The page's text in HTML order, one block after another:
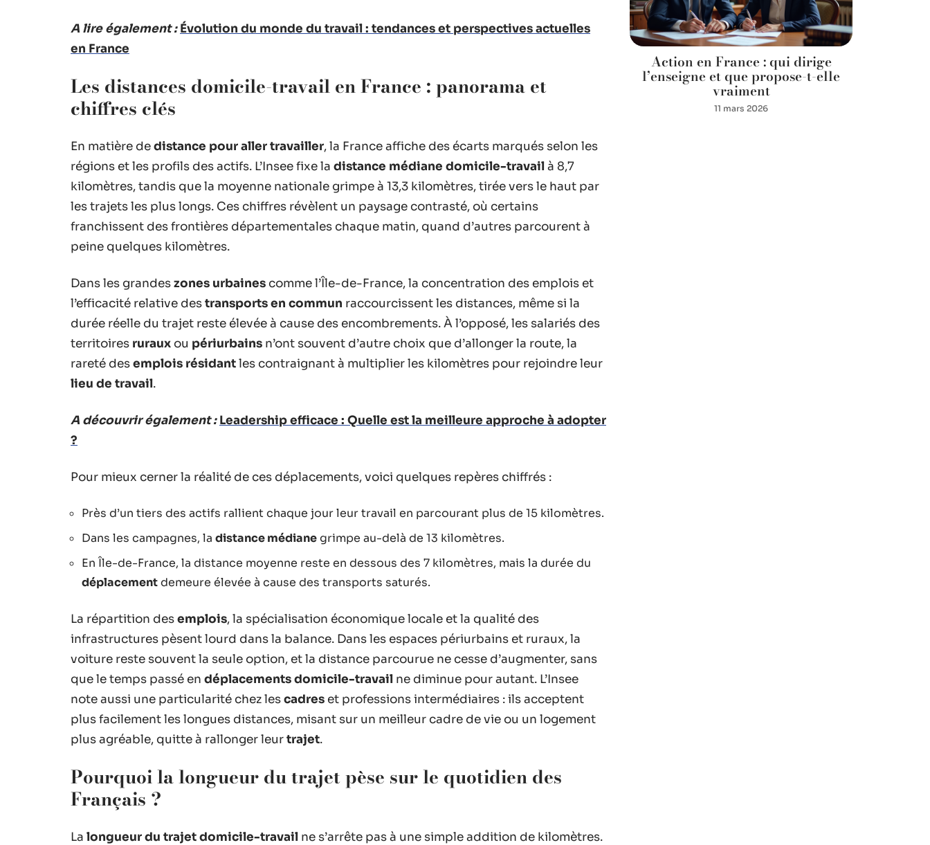
A lire également : Évolution du monde du travail : tendances et perspectives actuelles
en France
Les distances domicile-travail en France : panorama et
chiffres clés
En matière dedistance pour aller travailler, la France affiche des écarts marqués selon les
régions et les profils des actifs. L’Insee fixe la distance médiane domicile-travailà 8,7
kilomètres, tandis que la moyenne nationale grimpe à 13,3 kilomètres, tirée vers le haut par
les trajets les plus longs. Ces chiffres révèlent un paysage contrasté, où certains
franchissent des frontières départementales chaque matin, quand d’autres parcourent à
peine quelques kilomètres.
Dans les grandeszones urbaines comme l’Île-de-France, la concentration des emplois et
l’efficacité relative destransports en commun raccourcissent les distances, même si la
durée réelle du trajet reste élevée à cause des encombrements. À l’opposé, les salariés des
territoires ruraux ou périurbains n’ont souvent d’autre choix que d’allonger la route, la
rareté desemplois résidantles contraignant à multiplier les kilomètres pour rejoindre leur
lieu de travail.
A découvrir également : Leadership efficace : Quelle est la meilleure approche à adopter
?
Pour mieux cerner la réalité de ces déplacements, voici quelques repères chiffrés :
Près d’un tiers des actifs rallient chaque jour leur travail en parcourant plus de 15 kilomètres.
Dans les campagnes, la distance médianegrimpe au-delà de 13 kilomètres.
En Île-de-France, la distance moyenne reste en dessous des 7 kilomètres, mais la durée du
déplacementdemeure élevée à cause des transports saturés.
La répartition desemplois, la spécialisation économique locale et la qualité des
infrastructures pèsent lourd dans la balance. Dans les espaces périurbains et ruraux, la
voiture reste souvent la seule option, et la distance parcourue ne cesse d’augmenter, sans
que le temps passé en déplacements domicile-travail ne diminue pour autant. L’Insee
note aussi une particularité chez lescadres et professions intermédiaires : ils acceptent
plus facilement les longues distances, misant sur un meilleur cadre de vie ou un logement
plus agréable, quitte à rallonger leurtrajet.
Pourquoi la longueur du trajet pèse sur le quotidien des
Français ?
La longueur du trajet domicile-travail ne s’arrête pas à une simple addition de kilomètres.
Action en France : qui dirige
l’enseigne et que propose-t-elle
vraiment
11 mars 2026